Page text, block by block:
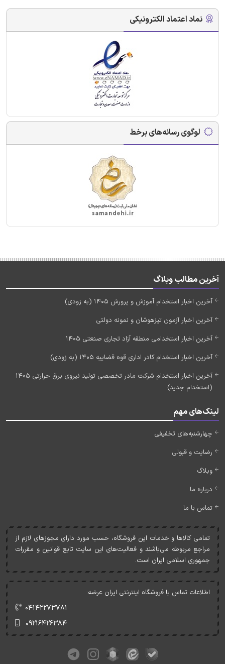
نماد اعتماد الکترونیکی
لوگوی رسانه‌های برخط
آخرین مطالب وبلاگ
آخرین اخبار استخدام آموزش و پرورش 1405 (به زودی)
آخرین اخبار آزمون تیزهوشان و نمونه دولتی
آخرین اخبار استخدامی منطقه آزاد تجاری صنعتی 1405
آخرین اخبار استخدام کادر اداری قوه قضاییه 1405 (به زودی)
آخرین اخبار استخدام شرکت مادر تخصصی تولید نیروی برق حرارتی 1405
(استخدام جدید)
لینک‌های مهم
چهارشنبه‌های تخفیفی
رضایت و قبولی
وبلاگ
درباره ما
تماس با ما
تمامی کالاها و خدمات اين فروشگاه، حسب مورد دارای مجوزهای لازم از
مراجع مربوطه می‌باشند و فعاليت‌های اين سايت تابع قوانين و مقررات
جمهوری اسلامی ايران است.
اطلاعات تماس با فروشگاه اینترنتی ایران عرضه:
۰۴۱۴۲۲۷۳۷۸۱
۰۹۲۱۶۴۲۶۳۸۴